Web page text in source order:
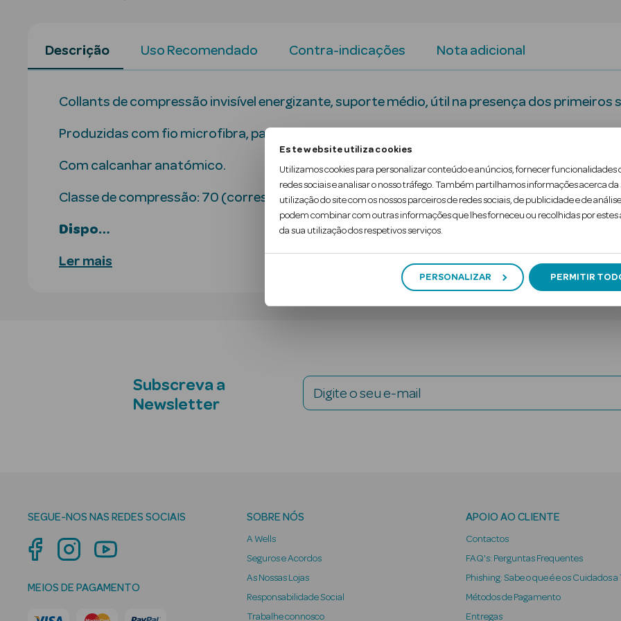
Este website utiliza cookies
Utilizamos cookies para personalizar conteúdo e anúncios, fornecer funcionalidades
redes sociais e analisar o nosso tráfego. Também partilhamos informações acerca da
utilização do site com os nossos parceiros de redes sociais, de publicidade e de
podem combinar com outras informações que lhes forneceu ou recolhidas por estes
da sua utilização dos respetivos serviços.
PERSONALIZAR PERMITIR
Descrição Uso Recomendado Contra-indicações Nota adicional
Collants de compressão invisível energizante, suporte médio, útil na presença dos primeiros
Produzidas com fio microfibra, para maior conforto e suavidade, com efeito modelador nas
Com calcanhar anatómico.
Classe de compressão: 70 (correspondente a uma pressão na zona do tornozelo entre 11 e
Dispo…
Ler mais
Subscreva a
Newsletter
Digite o seu e-mail
SEGUE-NOS NAS REDES SOCIAIS
MEIOS DE PAGAMENTO
SOBRE NÓS
A Wells
Seguros e Acordos
As Nossas Lojas
Responsabilidade Social
Trabalhe connosco
APOIO AO CLIENTE
Contactos
FAQ's: Perguntas Frequentes
Phishing: Sabe o que é e os Cuidados a
Métodos de Pagamento
Entregas